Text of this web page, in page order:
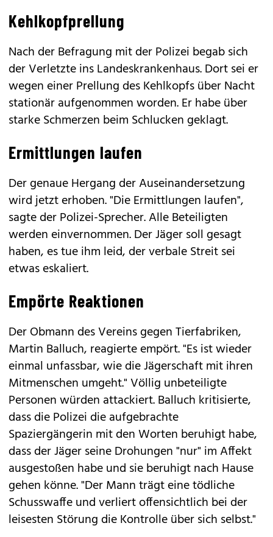
Kehlkopfprellung
Nach der Befragung mit der Polizei begab sich
der Verletzte ins Landeskrankenhaus. Dort sei er
wegen einer Prellung des Kehlkopfs über Nacht
stationär aufgenommen worden. Er habe über
starke Schmerzen beim Schlucken geklagt.
Ermittlungen laufen
Der genaue Hergang der Auseinandersetzung
wird jetzt erhoben. "Die Ermittlungen laufen",
sagte der Polizei-Sprecher. Alle Beteiligten
werden einvernommen. Der Jäger soll gesagt
haben, es tue ihm leid, der verbale Streit sei
etwas eskaliert.
Empörte Reaktionen
Der Obmann des Vereins gegen Tierfabriken,
Martin Balluch, reagierte empört. "Es ist wieder
einmal unfassbar, wie die Jägerschaft mit ihren
Mitmenschen umgeht." Völlig unbeteiligte
Personen würden attackiert. Balluch kritisierte,
dass die Polizei die aufgebrachte
Spaziergängerin mit den Worten beruhigt habe,
dass der Jäger seine Drohungen "nur" im Affekt
ausgestoßen habe und sie beruhigt nach Hause
gehen könne. "Der Mann trägt eine tödliche
Schusswaffe und verliert offensichtlich bei der
leisesten Störung die Kontrolle über sich selbst."